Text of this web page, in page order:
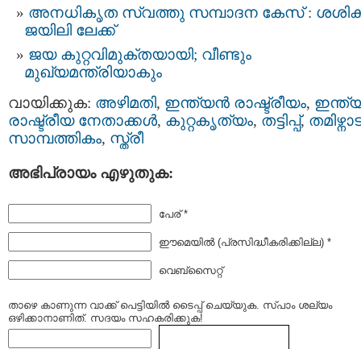
അനധികൃത സ്വത്തു സമ്പാദന കേസ് :
ജയിലി ലേക്ക്
ജയ കുറ്റവിമുക്തയായി; വീണ്ടും
മുഖ്യമന്ത്രിയാകും
വായിക്കുക: അഴിമതി, ഇന്ത്യന്‍ രാഷ്ട്രീയം,
രാഷ്ട്രീയ നേതാക്കള്‍, കുറ്റകൃത്യം, തട്ടിപ്പ്‌,
സാമ്പത്തികം, സ്ത്രീ
അഭിപ്രായം എഴുതുക:
പേര് *
ഈമെയില്‍ (പ്രസിദ്ധീകരിക്കില്ല) *
വെബ്സൈറ്റ്
താഴെ കാണുന്ന വാക്ക് പെട്ടിയില്‍ ടൈപ്പ്‌ ചെയ്യുക. സ്പാം ശല്യം
ഒഴിക്കാനാണിത്. സദയം സഹകരിക്കുക!